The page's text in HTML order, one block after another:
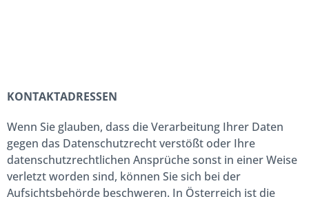
KONTAKTADRESSEN
Wenn Sie glauben, dass die Verarbeitung Ihrer Daten
gegen das Datenschutzrecht verstößt oder Ihre
datenschutzrechtlichen Ansprüche sonst in einer Weise
verletzt worden sind, können Sie sich bei der
Aufsichtsbehörde beschweren. In Österreich ist die